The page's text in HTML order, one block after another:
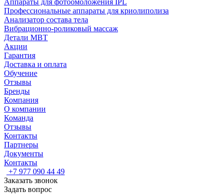
Аппараты для фотоомоложения IPL
Профессиональные аппараты для криолиполиза
Анализатор состава тела
Вибрационно-роликовый массаж
Детали MBT
Акции
Гарантия
Доставка и оплата
Обучение
Отзывы
Бренды
Компания
О компании
Команда
Отзывы
Контакты
Партнеры
Документы
Контакты
+7 977 090 44 49
Заказать звонок
Задать вопрос